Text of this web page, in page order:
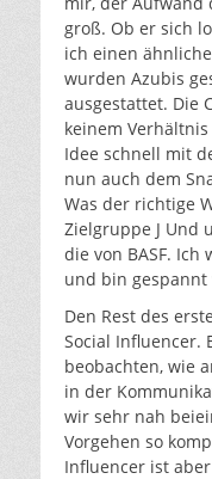
groß. Ob er sich
ich einen
wurden Azubis
ausgestattet. Die
keinem
Idee schnell mit
nun auch dem
Was der richtige
Zielgruppe J Und
die von BASF.
und bin gespannt
Den Rest des
Social Influencer.
beobachten, wie
in der
wir sehr nah
Vorgehen so
Influencer ist